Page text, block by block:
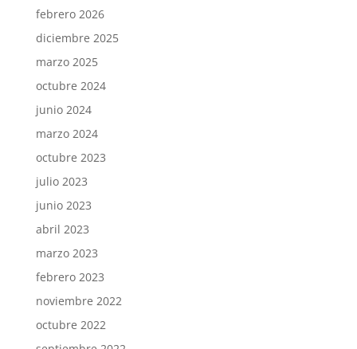
febrero 2026
diciembre 2025
marzo 2025
octubre 2024
junio 2024
marzo 2024
octubre 2023
julio 2023
junio 2023
abril 2023
marzo 2023
febrero 2023
noviembre 2022
octubre 2022